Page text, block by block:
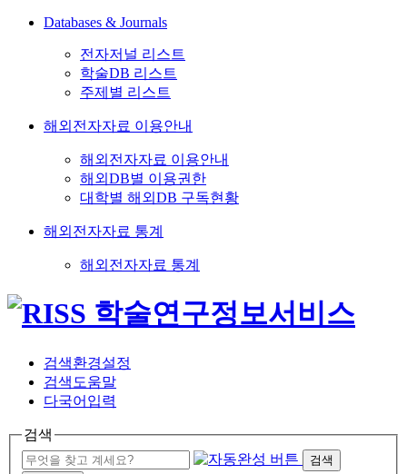
Databases & Journals
전자저널 리스트
학술DB 리스트
주제별 리스트
해외전자자료 이용안내
해외전자자료 이용안내
해외DB별 이용권한
대학별 해외DB 구독현황
해외전자자료 통계
해외전자자료 통계
검색환경설정
검색도움말
다국어입력
검색
검색